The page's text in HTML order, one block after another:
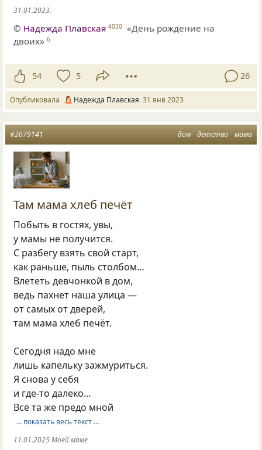
31.01.2023.
© Надежда Плавская 4030 «День рождение на
двоих» 6
54 5 26
Опубликовала Надежда Плавская 31 янв 2023
дом детство мама
#2079141
Там мама хлеб печёт
Побыть в гостях, увы,
у мамы не получится.
С разбегу взять свой старт,
как раньше, пыль столбом…
Влететь девчонкой в дом,
ведь пахнет наша улица —
от самых от дверей,
там мама хлеб печёт.
Сегодня надо мне
лишь капельку зажмуриться.
Я снова у себя
и где-то далеко…
Всё та же предо мной
… показать весь текст …
11.01.2025 Моей маме